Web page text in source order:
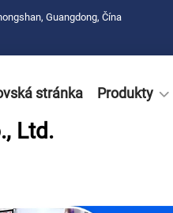
Guangdong, Čína
Ltd.
stránka Produkty